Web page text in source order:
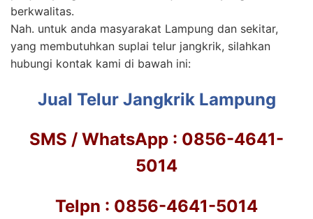
berkwalitas.
Nah. untuk anda masyarakat Lampung dan sekitar,
yang membutuhkan suplai telur jangkrik, silahkan
hubungi kontak kami di bawah ini:
Jual Telur Jangkrik Lampung
SMS / WhatsApp : 0856-4641-
5014
Telpn : 0856-4641-5014